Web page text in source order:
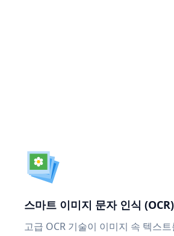
스마트 이미지 문자 인식 (OCR)
고급 OCR 기술이 이미지 속 텍스